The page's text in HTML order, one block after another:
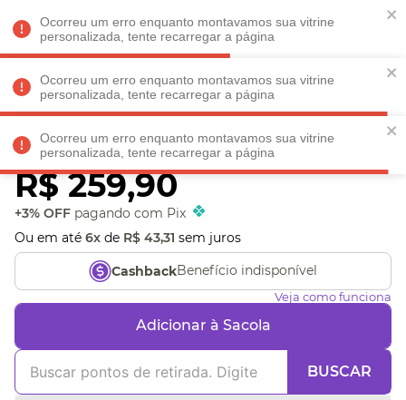
Ocorreu um erro enquanto montavamos sua vitrine
personalizada, tente recarregar a página
Ocorreu um erro enquanto montavamos sua vitrine
personalizada, tente recarregar a página
Ocorreu um erro enquanto montavamos sua vitrine
personalizada, tente recarregar a página
Faltam REGULAMENTO
Veja produtos perto de você! Informe seu CEP
Bolsa Térmica HP Varinha
R$ 259,90
+3% OFF pagando com Pix
Ou em até 6x de R$ 43,31 sem juros
CashbackBenefício indisponível
Veja como funciona
Adicionar à Sacola
BUSCAR